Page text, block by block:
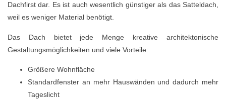
Dachfirst dar. Es ist auch wesentlich günstiger als das Satteldach,
weil es weniger Material benötigt.
Das Dach bietet jede Menge kreative architektonische
Gestaltungsmöglichkeiten und viele Vorteile:
Größere Wohnfläche
Standardfenster an mehr Hauswänden und dadurch mehr
Tageslicht